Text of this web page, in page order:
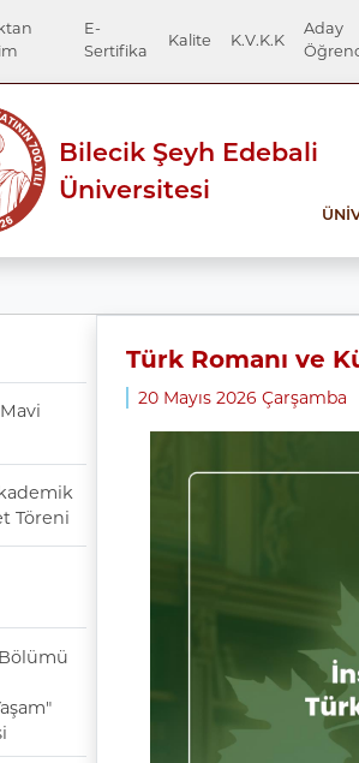
E-
Sertifika
Kalite K.V.K.K
Aday
Bilecik Şeyh Edebali
Üniversitesi
Töreni
Türk Romanı ve
20 Mayıs 2026 Çarşamba